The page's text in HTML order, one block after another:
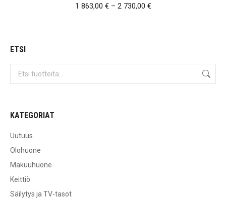
1 863,00 € – 2 730,00 €Hintaluokka:
ETSI
KATEGORIAT
Uutuus
Olohuone
Makuuhuone
Keittiö
Säilytys ja TV-tasot